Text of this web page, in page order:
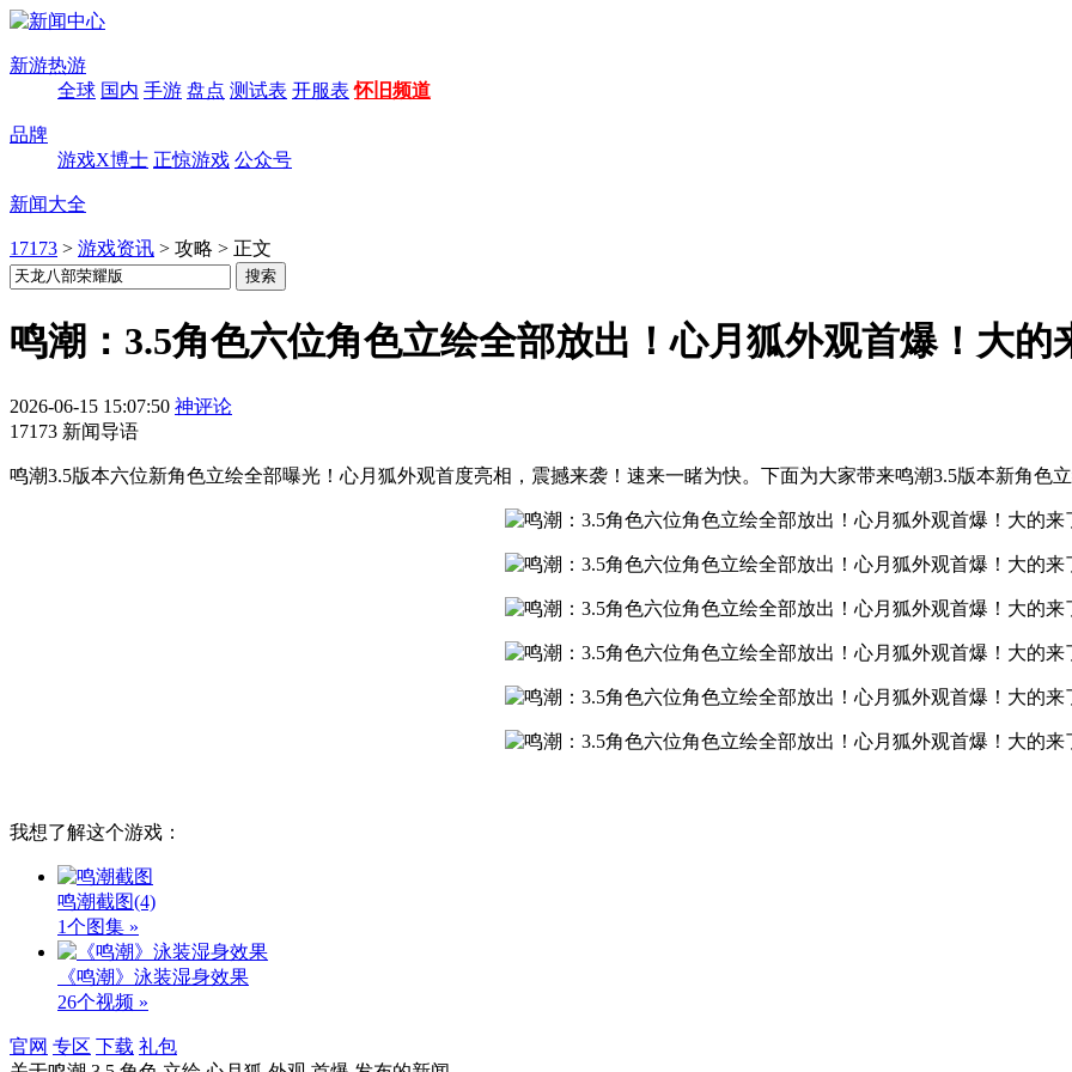
新游热游
全球 国内 手游 盘点 测试表 开服表 怀旧频道
品牌
游戏X博士 正惊游戏 公众号
新闻大全
17173 > 游戏资讯 > 攻略 > 正文
鸣潮：3.5角色六位角色立绘全部放出！心月狐外观首爆！大的
2026-06-15 15:07:50 神评论
17173 新闻导语
鸣潮3.5版本六位新角色立绘全部曝光！心月狐外观首度亮相，震撼来袭！速来一睹为快。下面为大家带来鸣潮3.5版本新角色立
我想了解这个游戏：
鸣潮截图(4)
1个图集 »
《鸣潮》泳装湿身效果
26个视频 »
官网 专区 下载 礼包